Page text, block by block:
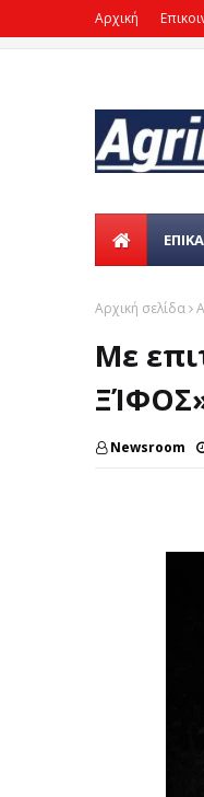
Αρχική
Αρχική σελίδα
Με
Newsroom